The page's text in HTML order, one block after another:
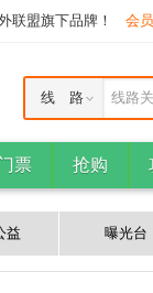
联盟旗下品牌！ 会
线路
线 路
票 抢购
益 曝光台